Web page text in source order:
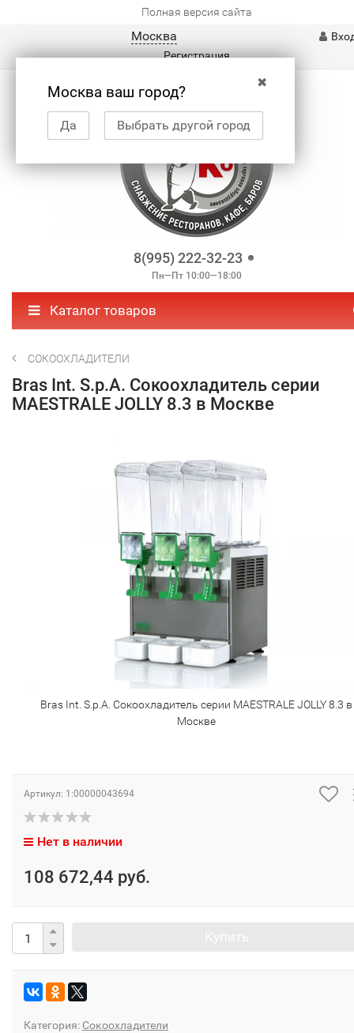
Полная версия сайта
Москва
✖
Москва ваш город?
Да Выбрать другой город
Регистрация
8(995) 222-32-23
Пн—Пт 10:00—18:00
Каталог товаров
СОКООХЛАДИТЕЛИ
Bras Int. S.p.A. Сокоохладитель серии
MAESTRALE JOLLY 8.3 в Москве
Bras Int. S.p.A. Сокоохладитель серии MAESTRALE JOLLY 8.3 в
Москве
Артикул: 1:00000043694
Нет в наличии
108 672,44 руб.
Категория: Сокоохладители